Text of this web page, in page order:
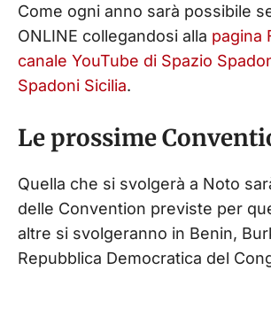
Come ogni anno sarà possibile
ONLINE collegandosi alla pagina
canale YouTube di Spazio
Spadoni Sicilia.
Le prossime
Quella che si svolgerà a Noto
delle Convention previste per
altre si svolgeranno in Benin,
Repubblica Democratica del